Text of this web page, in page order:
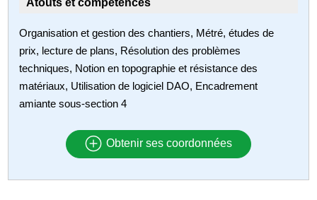
Organisation et gestion des chantiers, Métré, études de
prix, lecture de plans, Résolution des problèmes
techniques, Notion en topographie et résistance des
matériaux, Utilisation de logiciel DAO, Encadrement
amiante sous-section 4
Obtenir ses coordonnées